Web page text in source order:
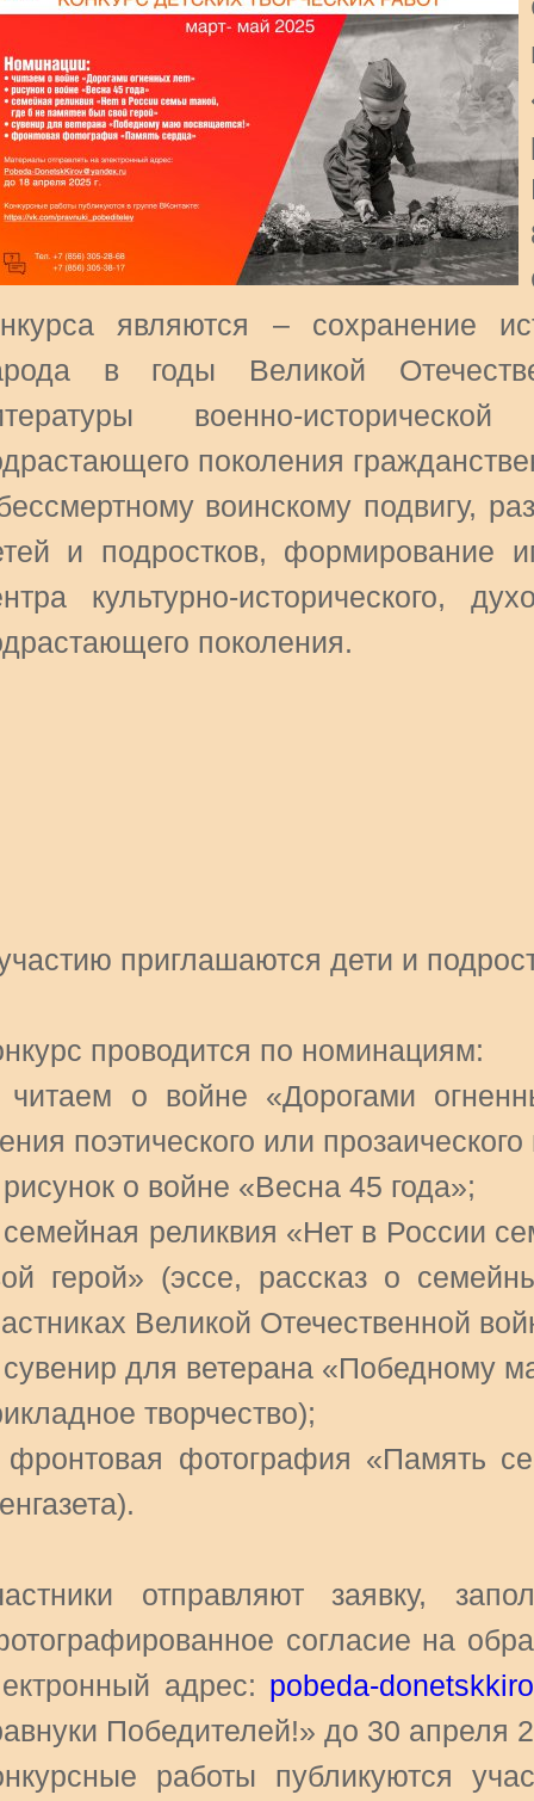
являются – сохранение
в годы Великой
военно-
поколения
воинскому подвигу,
и подростков, формирование
культурно-исторического,
поколения.
приглашаются дети и
проводится по номинациям:
о войне «Дорогами
поэтического или
о войне «Весна 45 года»;
реликвия «Нет в России
герой» (эссе, рассказ о
Великой Отечественной
для ветерана «Победному
творчество);
фотография «Память
отправляют заявку,
согласие на
адрес: pobeda-
Победителей!» до 30 апреля
работы публикуются